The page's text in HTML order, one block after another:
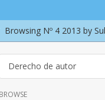
Browsing Nº 4 2013 by
Derecho de autor
BROWSE